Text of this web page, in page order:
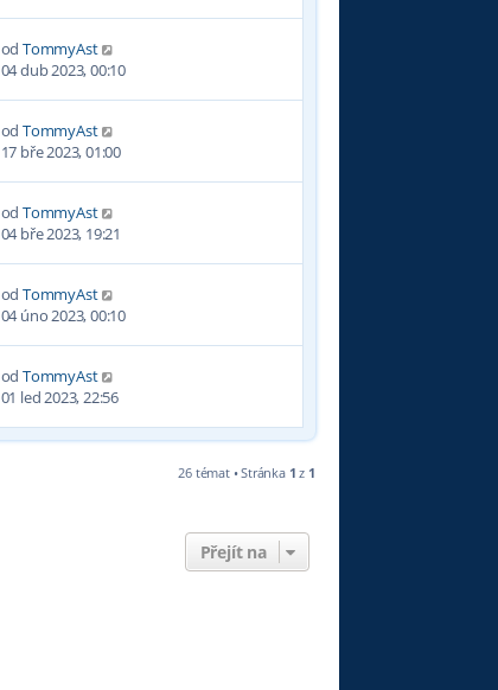
od TommyAst
04 dub 2023, 00:10
od TommyAst
17 bře 2023, 01:00
od TommyAst
04 bře 2023, 19:21
od TommyAst
04 úno 2023, 00:10
od TommyAst
01 led 2023, 22:56
26 témat • Stránka 1 z 1
Přejít na